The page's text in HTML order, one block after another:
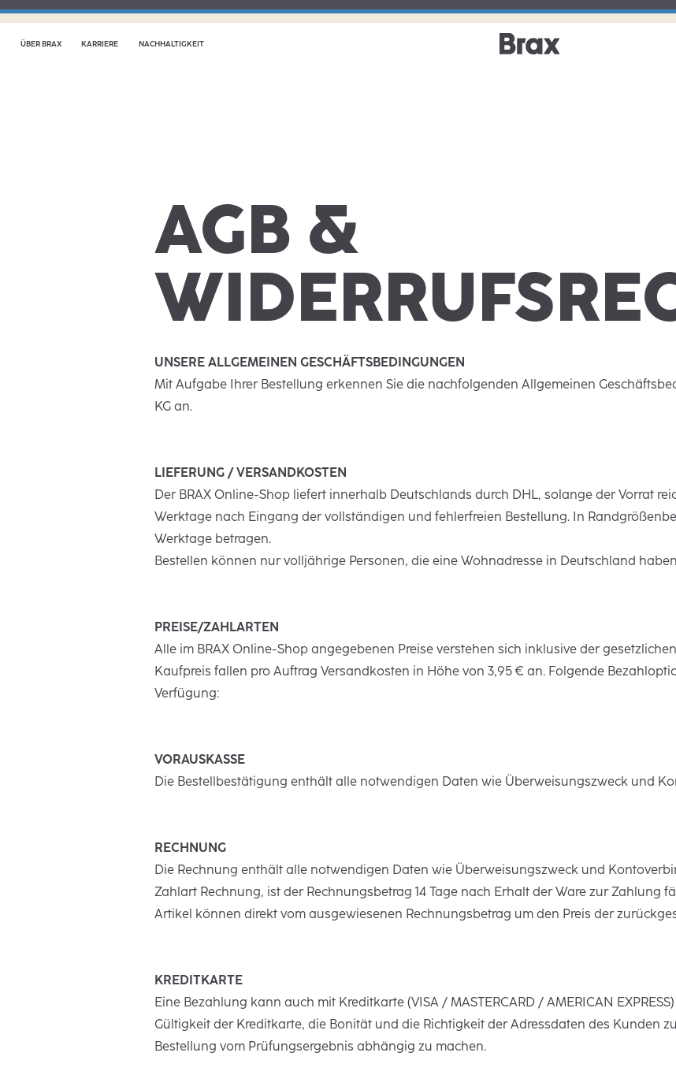
ÜBER BRAX KARRIERE NACHHALTIGKEIT
AGB &
UNSERE ALLGEMEINEN GESCHÄFTSBEDINGUNGEN
Mit Aufgabe Ihrer Bestellung erkennen Sie die nachfolgenden Allgemeinen
KG an.
LIEFERUNG / VERSANDKOSTEN
Der BRAX Online-Shop liefert innerhalb Deutschlands durch DHL, solange der Vorrat
Werktage nach Eingang der vollständigen und fehlerfreien Bestellung. In
Werktage betragen.
Bestellen können nur volljährige Personen, die eine Wohnadresse in Deutschland
PREISE/ZAHLARTEN
Alle im BRAX Online-Shop angegebenen Preise verstehen sich inklusive der
Kaufpreis fallen pro Auftrag Versandkosten in Höhe von 3,95 € an. Folgende
Verfügung:
VORAUSKASSE
Die Bestellbestätigung enthält alle notwendigen Daten wie Überweisungszweck und
RECHNUNG
Die Rechnung enthält alle notwendigen Daten wie Überweisungszweck und
Zahlart Rechnung, ist der Rechnungsbetrag 14 Tage nach Erhalt der Ware zur Zahlung
Artikel können direkt vom ausgewiesenen Rechnungsbetrag um den Preis der
KREDITKARTE
Eine Bezahlung kann auch mit Kreditkarte (VISA / MASTERCARD / AMERICAN
Gültigkeit der Kreditkarte, die Bonität und die Richtigkeit der Adressdaten des Kunden
Bestellung vom Prüfungsergebnis abhängig zu machen.